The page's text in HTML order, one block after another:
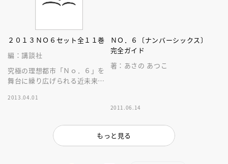
２０１３ＮＯ６セット全１１巻
編：講談社
究極の理想都市「Ｎｏ．６」を
舞台に繰り広げられる近未来サ
まで入った全１１巻セット。
2013.04.01
ＮＯ．６〔ナンバーシックス〕
完全ガイド
著：あさの あつこ
2011.06.14
もっと見る